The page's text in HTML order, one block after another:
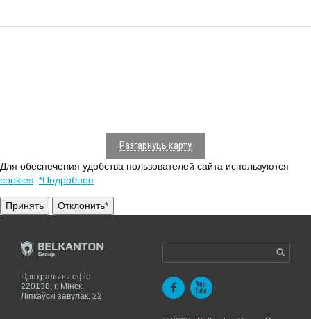
Разгарнуць карту
Для обеспечения удобства пользователей сайта используются
cookies *Подробнее
Принять Отклонить*
Цэнтральны офіс
220138, г. Мiнск,
Ліпкаўскі завулак, 22